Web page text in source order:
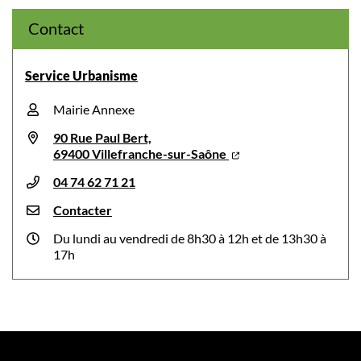
Contact
Service Urbanisme
Mairie Annexe
90 Rue Paul Bert,
69400 Villefranche-sur-Saône
04 74 62 71 21
Contacter
Du lundi au vendredi de 8h30 à 12h et de 13h30 à
17h